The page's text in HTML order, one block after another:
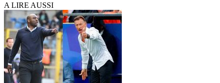
A LIRE AUSSI